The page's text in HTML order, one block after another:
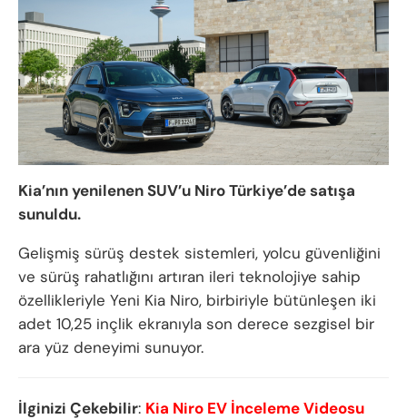
Kia’nın yenilenen SUV’u Niro Türkiye’de satışa
sunuldu.
Gelişmiş sürüş destek sistemleri, yolcu güvenliğini
ve sürüş rahatlığını artıran ileri teknolojiye sahip
özellikleriyle Yeni Kia Niro, birbiriyle bütünleşen iki
adet 10,25 inçlik ekranıyla son derece sezgisel bir
ara yüz deneyimi sunuyor.
İlginizi Çekebilir: Kia Niro EV İnceleme Videosu